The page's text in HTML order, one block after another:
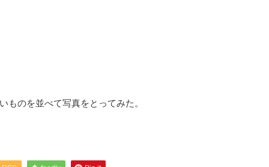
ものを並べて写真をとってみた。